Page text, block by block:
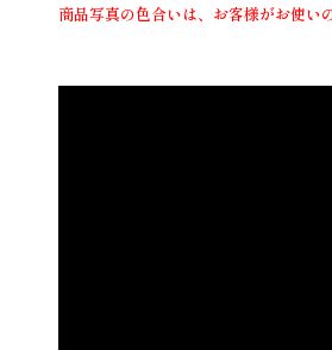
商品写真の色合いは、お客様がお使い